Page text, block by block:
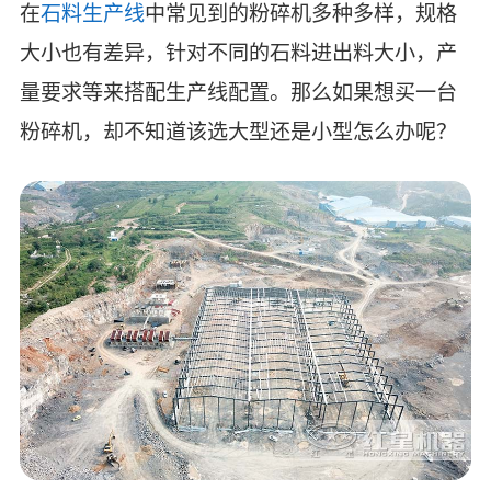
在石料生产线中常见到的粉碎机多种多样，规格
大小也有差异，针对不同的石料进出料大小，产
量要求等来搭配生产线配置。那么如果想买一台
粉碎机，却不知道该选大型还是小型怎么办呢？